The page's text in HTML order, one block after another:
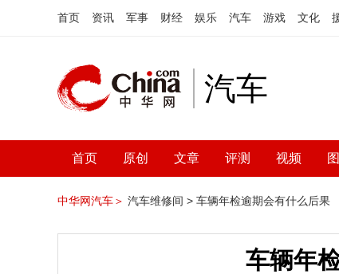
首页 资讯 军事 财经 娱乐 汽车 游戏 文化
汽车
首页 原创 文章 评测 视频
中华网汽车＞ 汽车维修间 > 车辆年检逾期会有什么后果
车辆年